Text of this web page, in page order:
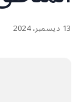
13 ديسمبر، 2024